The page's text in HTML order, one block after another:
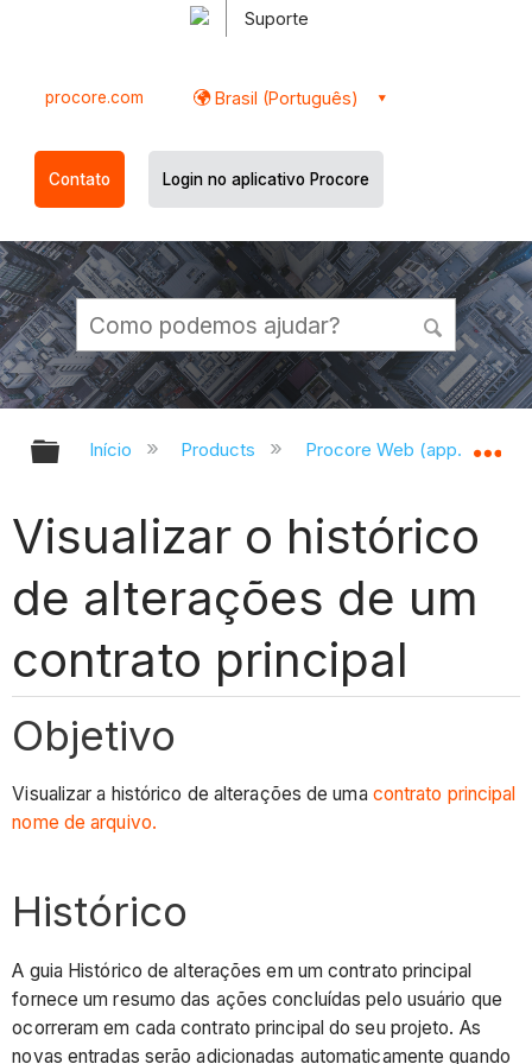
Suporte
procore.com Brasil (Português)
Contato Login no aplicativo Procore
Expandir/recolher hierarquia
Início Products Procore Web
Visualizar o histórico
de alterações de um
contrato principal
Objetivo
Visualizar a histórico de alterações de uma contrato principal
nome de arquivo.
Histórico
A guia Histórico de alterações em um contrato principal
fornece um resumo das ações concluídas pelo usuário que
ocorreram em cada contrato principal do seu projeto. As
novas entradas serão adicionadas automaticamente quando